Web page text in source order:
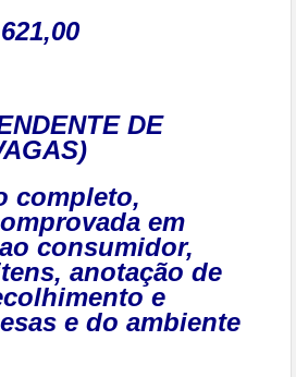
DE
completo,
em
consumidor,
anotação de
e
e do ambiente